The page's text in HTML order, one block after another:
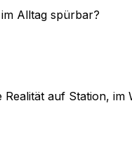
Alltag spürbar?
auf Station,